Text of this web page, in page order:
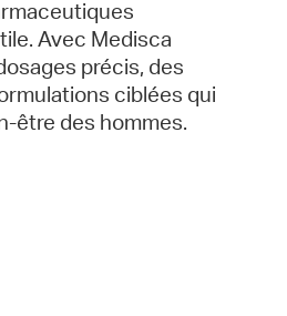
Avec Medisca
précis, des
ciblées qui
être des hommes.